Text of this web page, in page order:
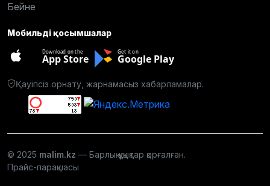
Бейне
Мобильді қосымшалар
Download on the
App Store
Get it on
Google Play
Қауіпсіз орнату, жарнамасыз хабарламалар.
© 2025 malim.kz — Барлық құқықтар қорғалған.
Прайс-парақшасы